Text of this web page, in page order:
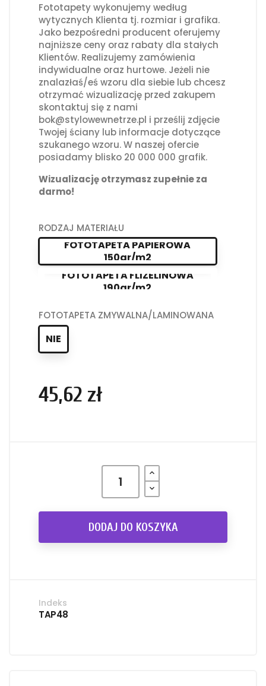
Fototapety wykonujemy według
wytycznych Klienta tj. rozmiar i grafika.
Jako bezpośredni producent oferujemy
najniższe ceny oraz rabaty dla stałych
Klientów. Realizujemy zamówienia
indywidualne oraz hurtowe. Jeżeli nie
znalazłaś/eś wzoru dla siebie lub chcesz
otrzymać wizualizację przed zakupem
skontaktuj się z nami
bok@stylowewnetrze.pl i prześlij zdjęcie
Twojej ściany lub informacje dotyczące
szukanego wzoru. W naszej ofercie
posiadamy blisko 20 000 000 grafik.
Wizualizację otrzymasz zupełnie za
darmo!
RODZAJ MATERIAŁU
FOTOTAPETA PAPIEROWA
150gr/m2
FOTOTAPETA FLIZELINOWA
190gr/m2
FOTOTAPETA ZMYWALNA/LAMINOWANA
NIE
45,62 zł
DODAJ DO KOSZYKA
Indeks
TAP48